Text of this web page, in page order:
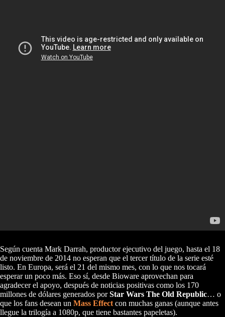
Según cuenta Mark Darrah, productor ejecutivo del juego, hasta el 18
de noviembre de 2014 no esperan que el tercer título de la serie esté
listo. En Europa, será el 21 del mismo mes, con lo que nos tocará
esperar un poco más. Eso sí, desde Bioware aprovechan para
agradecer el apoyo, después de noticias positivas como los 170
millones de dólares generados porStar Wars The Old Republic… o
que los fans desean un Mass Effect con muchas ganas (aunque antes
llegue la trilogía a 1080p, que tiene bastantes papeletas).